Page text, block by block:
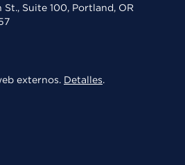
Suite 100, Portland, OR
externos. Detalles.